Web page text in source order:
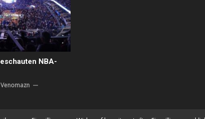
NBA-
Venomazn